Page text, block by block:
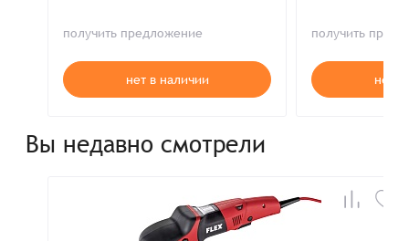
получить предложение
нет в наличии
получить
нет в
Вы недавно смотрели